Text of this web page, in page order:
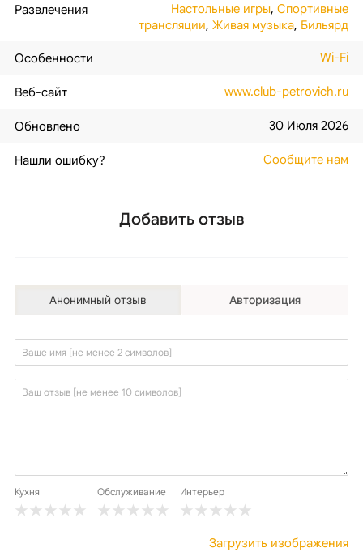
Развлечения Настольные игры,Спортивные
трансляции,Живая музыка, Бильярд
Особенности Wi-Fi
Веб-сайт www.club-petrovich.ru
Обновлено 30 Июля 2026
Нашли ошибку? Сообщите нам
Добавить отзыв
Анонимный отзыв Авторизация
Кухня Обслуживание Интерьер
Загрузить изображения